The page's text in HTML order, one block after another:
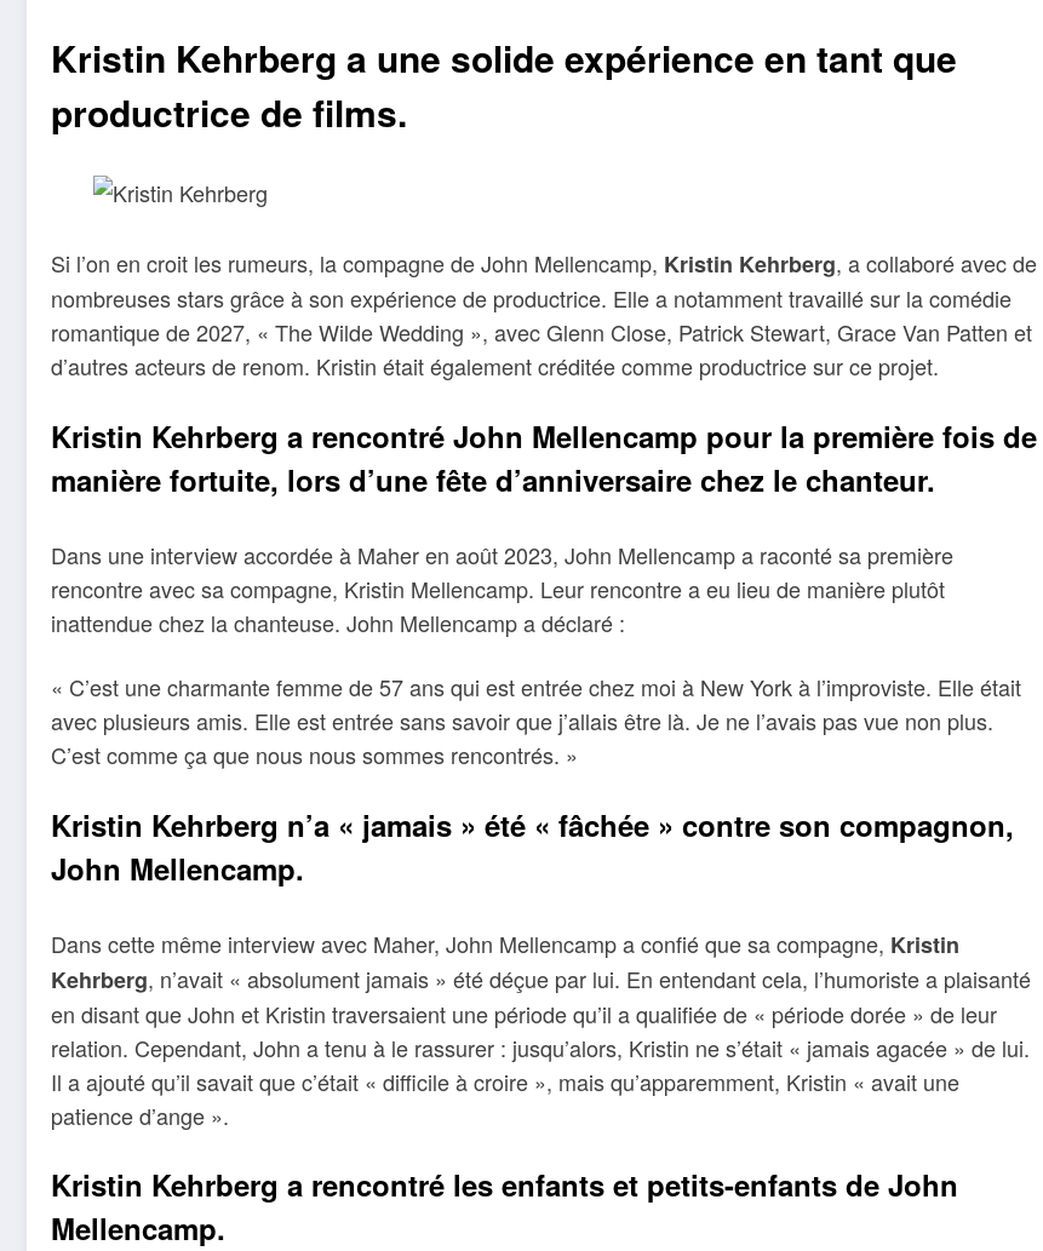
Kristin Kehrberg a une solide expérience en tant que
productrice de films.
Si l’on en croit les rumeurs, la compagne de John Mellencamp, Kristin Kehrberg, a collaboré avec de
nombreuses stars grâce à son expérience de productrice. Elle a notamment travaillé sur la comédie
romantique de 2027, « The Wilde Wedding », avec Glenn Close, Patrick Stewart, Grace Van Patten et
d’autres acteurs de renom. Kristin était également créditée comme productrice sur ce projet.
Kristin Kehrberg a rencontré John Mellencamp pour la première fois de
manière fortuite, lors d’une fête d’anniversaire chez le chanteur.
Dans une interview accordée à Maher en août 2023, John Mellencamp a raconté sa première
rencontre avec sa compagne, Kristin Mellencamp. Leur rencontre a eu lieu de manière plutôt
inattendue chez la chanteuse. John Mellencamp a déclaré :
« C’est une charmante femme de 57 ans qui est entrée chez moi à New York à l’improviste. Elle était
avec plusieurs amis. Elle est entrée sans savoir que j’allais être là. Je ne l’avais pas vue non plus.
C’est comme ça que nous nous sommes rencontrés. »
Kristin Kehrberg n’a « jamais » été « fâchée » contre son compagnon,
John Mellencamp.
Dans cette même interview avec Maher, John Mellencamp a confié que sa compagne, Kristin
Kehrberg, n’avait « absolument jamais » été déçue par lui. En entendant cela, l’humoriste a plaisanté
en disant que John et Kristin traversaient une période qu’il a qualifiée de « période dorée » de leur
relation. Cependant, John a tenu à le rassurer : jusqu’alors, Kristin ne s’était « jamais agacée » de lui.
Il a ajouté qu’il savait que c’était « difficile à croire », mais qu’apparemment, Kristin « avait une
patience d’ange ».
Kristin Kehrberg a rencontré les enfants et petits-enfants de John
Mellencamp.